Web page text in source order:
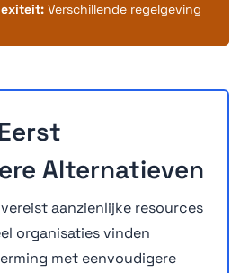
Verschillende regelgeving
Alternatieven
aanzienlijke resources
organisaties vinden
met eenvoudigere